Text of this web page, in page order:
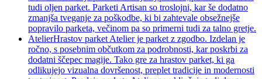
tudi oljen parket. Parketi Artisan so troslojni, kar še dodatno
zmanjša tveganje za poškodbe, ki bi zahtevale obsežnejše
popravilo parketa, večinom pa so primerni tudi za talno gretje.
AtelierHrastov parket Atelier je parket z zgodbo. Izdelan je
ročno, s posebnim občutkom za podrobnosti, kar poskrbi za
dodatni ščepec magije. Tako gre za hrastov parket, ki ga
odlikujejo vizualna dovršenost, preplet tradicije in modernosti